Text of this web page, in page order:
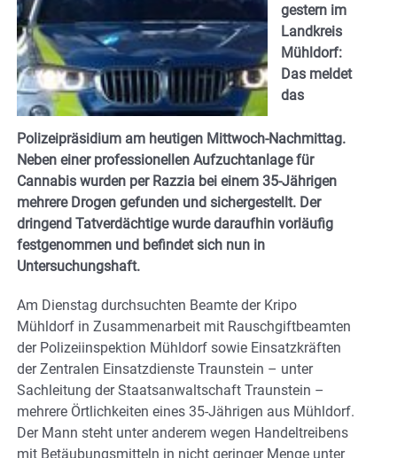
gestern im
Landkreis
Mühldorf:
Das meldet
das
Polizeipräsidium am heutigen Mittwoch-Nachmittag.
Neben einer professionellen Aufzuchtanlage für
Cannabis wurden per Razzia bei einem 35-Jährigen
mehrere Drogen gefunden und sichergestellt. Der
dringend Tatverdächtige wurde daraufhin vorläufig
festgenommen und befindet sich nun in
Untersuchungshaft.
Am Dienstag durchsuchten Beamte der Kripo
Mühldorf in Zusammenarbeit mit Rauschgiftbeamten
der Polizeiinspektion Mühldorf sowie Einsatzkräften
der Zentralen Einsatzdienste Traunstein – unter
Sachleitung der Staatsanwaltschaft Traunstein –
mehrere Örtlichkeiten eines 35-Jährigen aus Mühldorf.
Der Mann steht unter anderem wegen Handeltreibens
mit Betäubungsmitteln in nicht geringer Menge unter